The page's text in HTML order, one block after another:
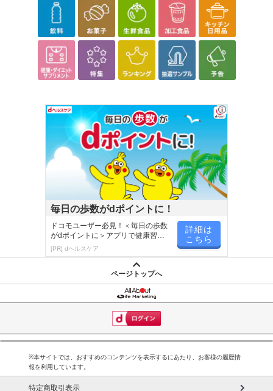
毎日の歩数がdポイントに！
ドコモユーザー必見！＜毎日の歩数
がdポイントに＞アプリで健康習慣
が楽しく続く
[PR] dヘルスケア
詳細は
こちら
ページトップへ
※本サイトでは、おすすめのコンテンツを表示するにあたり、お客様の履歴情
報を利用しています。
特定商取引表示